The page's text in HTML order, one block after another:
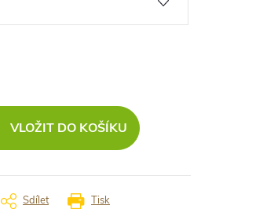
VLOŽIT DO KOŠÍKU
Tisk
Sdílet